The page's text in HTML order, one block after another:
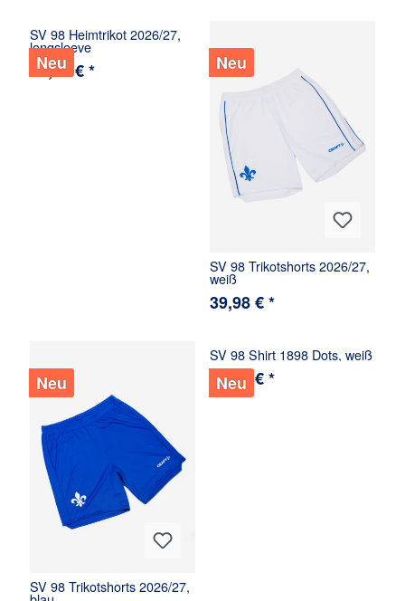
Neu
SV 98 Heimtrikot 2026/27,
longsleeve
94,98 € * Neu
SV 98 Trikotshorts 2026/27,
weiß
39,98 € *
Neu
SV 98 Trikotshorts 2026/27,
Neu
SV 98 Shirt 1898 Dots, weiß
34,98 € *